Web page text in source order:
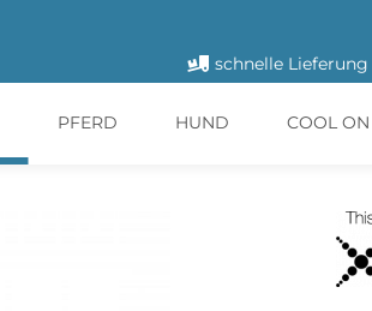
schnelle
PFERD HUND COOL